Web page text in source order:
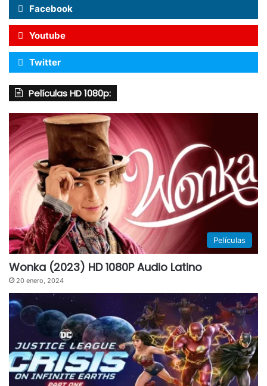
Facebook
Youtube
Twitter
Películas HD 1080p:
Películas
Wonka (2023) HD 1080P Audio Latino
20 enero, 2024